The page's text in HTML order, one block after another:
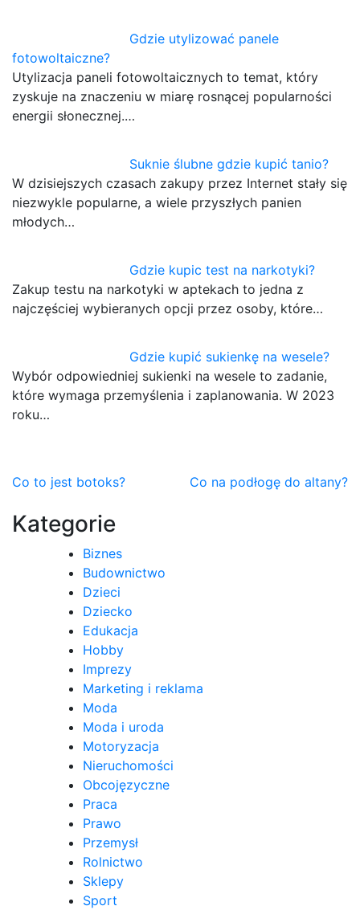
Gdzie utylizować panele
fotowoltaiczne?
Utylizacja paneli fotowoltaicznych to temat, który
zyskuje na znaczeniu w miarę rosnącej popularności
energii słonecznej.…
Suknie ślubne gdzie kupić tanio?
W dzisiejszych czasach zakupy przez Internet stały się
niezwykle popularne, a wiele przyszłych panien
młodych…
Gdzie kupic test na narkotyki?
Zakup testu na narkotyki w aptekach to jedna z
najczęściej wybieranych opcji przez osoby, które…
Gdzie kupić sukienkę na wesele?
Wybór odpowiedniej sukienki na wesele to zadanie,
które wymaga przemyślenia i zaplanowania. W 2023
roku…
Nawigacja
wpisu
Co to jest botoks? Co na podłogę do altany?
Kategorie
Biznes
Budownictwo
Dzieci
Dziecko
Edukacja
Hobby
Imprezy
Marketing i reklama
Moda
Moda i uroda
Motoryzacja
Nieruchomości
Obcojęzyczne
Praca
Prawo
Przemysł
Rolnictwo
Sklepy
Sport